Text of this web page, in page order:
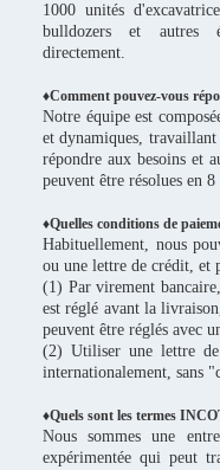
1000 unités
bulldozers et autres
directement.
♦Comment pouvez-vous
Notre équipe est
et dynamiques,
répondre aux besoins et
peuvent être résolues en 8
♦Quelles conditions de
Habituellement, nous
ou une lettre de crédit, et
(1) Par virement
est réglé avant la
peuvent être réglés avec
(2) Utiliser une lettre
internationalement, sans
♦Quels sont les termes
Nous sommes une
expérimentée qui peut